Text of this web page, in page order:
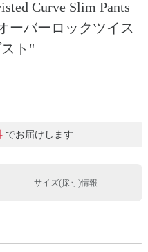
Curve Slim Pants
ーバーロックツイス
ト"
でお届けします
サイズ(採寸)情報